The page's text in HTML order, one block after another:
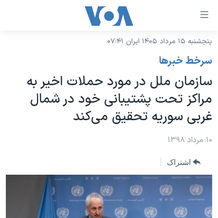
لینکهای
دسترسی
جهش
محتوای
اصلی
جهش
صفحه
جهش
به
جستجو
نسخه سبک وب‌سایت
موضوع ها
ایران
آمریکا
جهان
ورزشی
گزیده‌ها
ویژه برنامه‌ها
ویدیوها
برنامه های تلویزیونی
جدول برنامه ها
صفحه‌های ویژه
جام جهانی ۲۰۲۶
عملیات خشم حماسی
۲۵۰سالگی آمریکا
بایگانی برنامه‌های تلویزیونی
فرکانس‌های صدای آمریکا
پخش رادیویی
یادگیری زبان انگلیسی
پنجشنبه ۱۵ مرداد ۱۴۰۵ ایران ۰۷:۴۱
سرخط خبرها
سازمان ملل در مورد حملات اخیر به
مراکز تحت پشتیبانی خود در شمال
غربی سوریه تحقیق می‌کند
۱۰ مرداد ۱۳۹۸
اشتراک